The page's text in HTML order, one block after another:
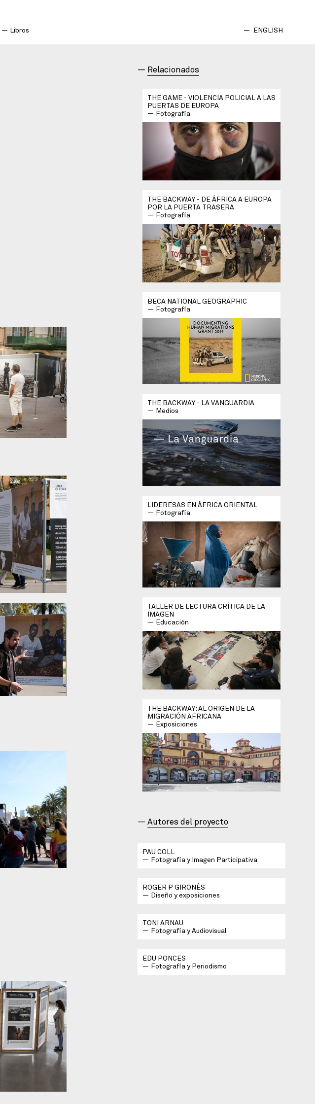
Libros ENGLISH
Relacionados
THE GAME - VIOLENCIA POLICIAL A LAS
PUERTAS DE EUROPA
Fotografía
THE BACKWAY - DE ÁFRICA A EUROPA
POR LA PUERTA TRASERA
Fotografía
BECA NATIONAL GEOGRAPHIC
Fotografía
THE BACKWAY - LA VANGUARDIA
Medios
LIDERESAS EN ÁFRICA ORIENTAL
Fotografía
TALLER DE LECTURA CRÍTICA DE LA
IMAGEN
Educación
THE BACKWAY: AL ORIGEN DE LA
MIGRACIÓN AFRICANA
Exposiciones
Autores del proyecto
PAU COLL
Fotografía y Imagen Participativa
ROGER P GIRONÈS
Diseño y exposiciones
TONI ARNAU
Fotografía y Audiovisual
EDU PONCES
Fotografía y Periodismo